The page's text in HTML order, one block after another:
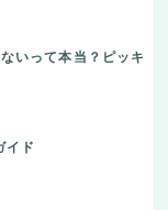
いって本当？ピッキ
イド